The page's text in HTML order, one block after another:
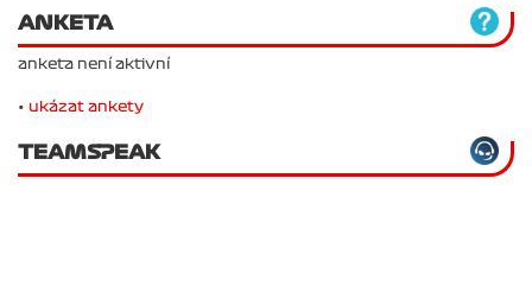
ANKETA
anketa není aktivní
• ukázat ankety
TEAMSPEAK